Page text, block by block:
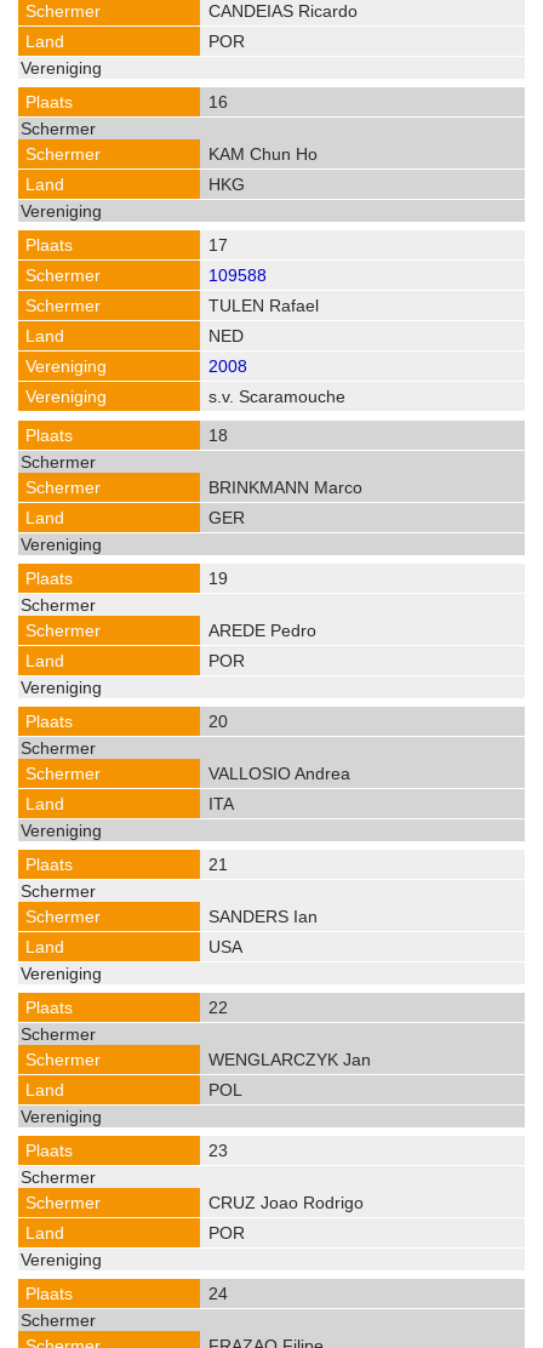
CANDEIAS Ricardo
POR
16
KAM Chun Ho
HKG
17
109588
TULEN Rafael
NED
2008
s.v. Scaramouche
18
BRINKMANN Marco
GER
19
AREDE Pedro
POR
20
VALLOSIO Andrea
ITA
21
SANDERS Ian
USA
22
WENGLARCZYK Jan
POL
23
CRUZ Joao Rodrigo
POR
24